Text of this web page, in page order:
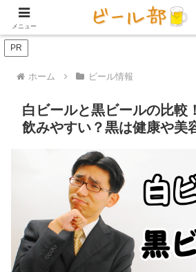
アイテム【ビール好き用】
PR
ホーム ビール情報
白ビールと黒ビールの比較
飲みやすい？黒は健康や美
メニュー